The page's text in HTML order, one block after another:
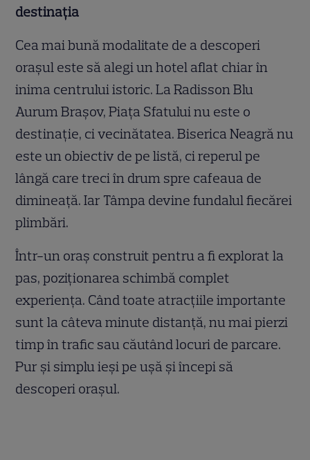
destinația
Cea mai bună modalitate de a descoperi
orașul este să alegi un hotel aflat chiar în
inima centrului istoric. La Radisson Blu
Aurum Brașov, Piața Sfatului nu este o
destinație, ci vecinătatea. Biserica Neagră nu
este un obiectiv de pe listă, ci reperul pe
lângă care treci în drum spre cafeaua de
dimineață. Iar Tâmpa devine fundalul fiecărei
plimbări.
Într-un oraș construit pentru a fi explorat la
pas, poziționarea schimbă complet
experiența. Când toate atracțiile importante
sunt la câteva minute distanță, nu mai pierzi
timp în trafic sau căutând locuri de parcare.
Pur și simplu ieși pe ușă și începi să
descoperi orașul.